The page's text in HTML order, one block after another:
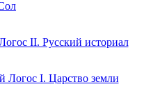
II. Русский историал
Логос I. Царство земли